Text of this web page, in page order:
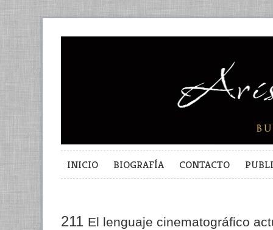
INICIO BIOGRAFÍA CONTACTO
211 El lenguaje cinematográfico